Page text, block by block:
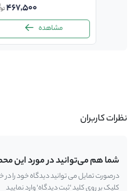
467,500
مشاهده
نظرات کاربران
شما هم می‌توانید در مورد این
درصورت تمایل می توانید دیدگاه خود را
کلیک بر روی کلید 'ثبت دیدگاه' وارد نمایید